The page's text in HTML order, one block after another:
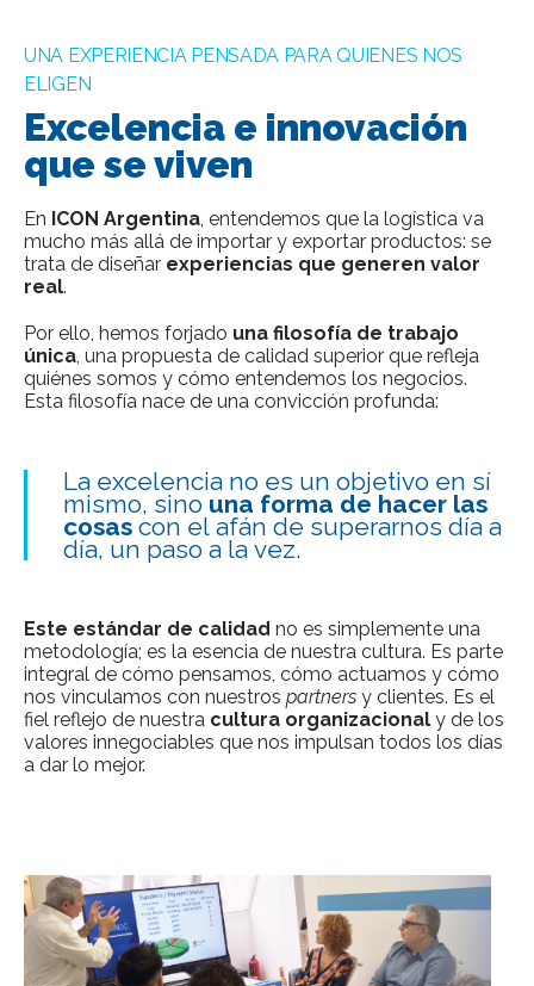
UNA EXPERIENCIA PENSADA PARA QUIENES NOS
ELIGEN
Excelencia e innovación
que se viven
En ICON Argentina, entendemos que la logística va
mucho más allá de importar y exportar productos: se
trata de diseñar experiencias que generen valor
real.
Por ello, hemos forjado una filosofía de trabajo
única, una propuesta de calidad superior que refleja
quiénes somos y cómo entendemos los negocios.
Esta filosofía nace de una convicción profunda:
La excelencia no es un objetivo en sí
mismo, sino una forma de hacer las
cosas con el afán de superarnos día a
día, un paso a la vez.
Este estándar de calidad no es simplemente una
metodología; es la esencia de nuestra cultura. Es parte
integral de cómo pensamos, cómo actuamos y cómo
nos vinculamos con nuestros partners y clientes. Es el
fiel reflejo de nuestra cultura organizacional y de los
valores innegociables que nos impulsan todos los días
a dar lo mejor.